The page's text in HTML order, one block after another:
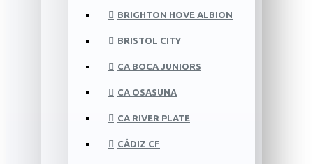
BRIGHTON HOVE ALBION
BRISTOL CITY
CA BOCA JUNIORS
CA OSASUNA
CA RIVER PLATE
CÁDIZ CF